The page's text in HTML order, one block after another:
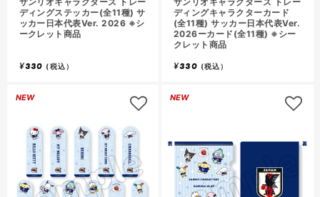
ディングステッカー(全11種) サ
ッカー日本代表Ver. 2026 ※シ
ークレット商品
¥330 (税込）
ディングキャラクターカード
(全11種) サッカー日本代表Ver.
2026ーカード(全11種) ※シー
クレット商品
¥330 (税込）
NEW NEW